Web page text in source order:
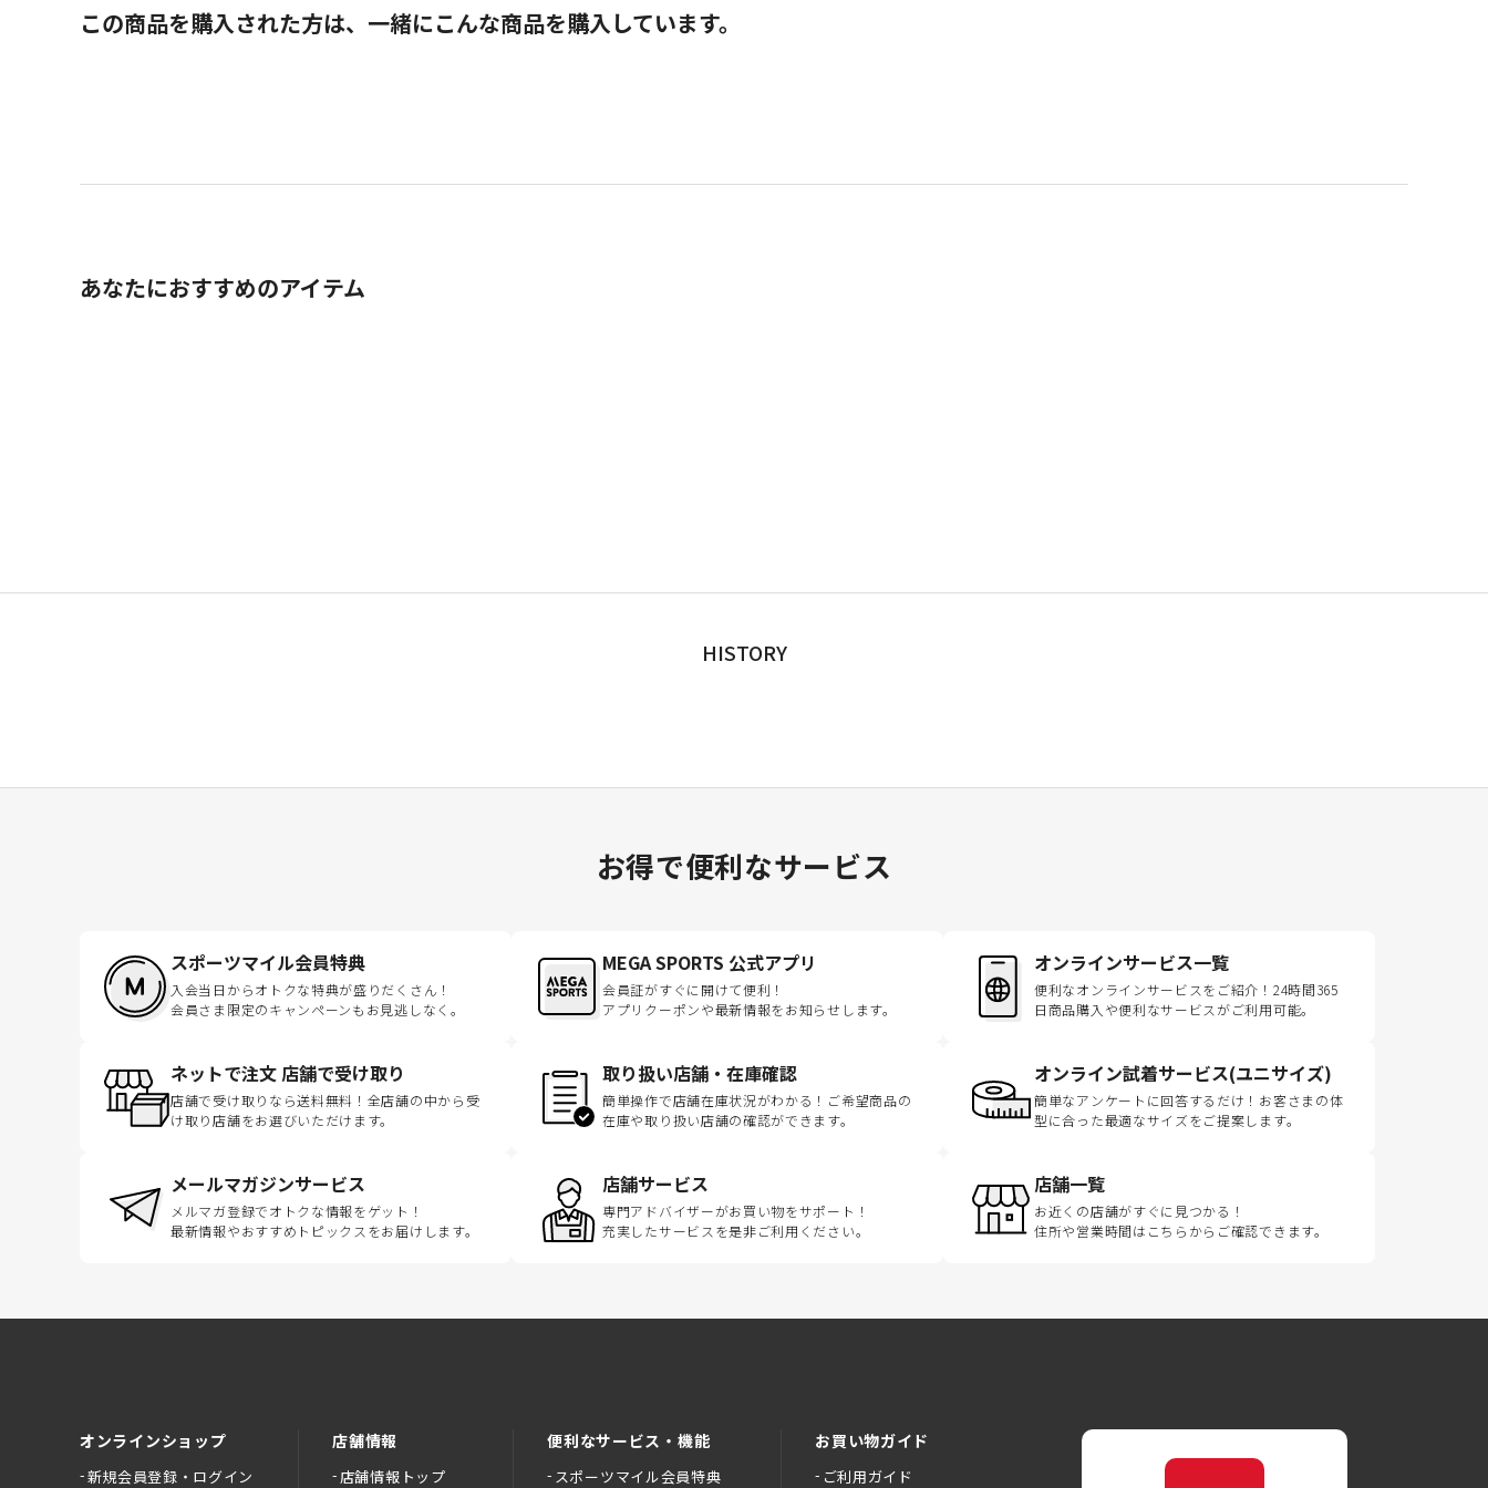
この商品を購入された方は、一緒にこんな商品を購入しています。
あなたにおすすめのアイテム
HISTORY
お得で便利なサービス
スポーツマイル会員特典
入会当日からオトクな特典が盛りだくさん！
会員さま限定のキャンペーンもお見逃しなく。
MEGA SPORTS 公式アプリ
会員証がすぐに開けて便利！
アプリクーポンや最新情報をお知らせします。
オンラインサービス一覧
便利なオンラインサービスをご紹介！24時間365
日商品購入や便利なサービスがご利用可能。
ネットで注文 店舗で受け取り
店舗で受け取りなら送料無料！全店舗の中から受
け取り店舗をお選びいただけます。
取り扱い店舗・在庫確認
簡単操作で店舗在庫状況がわかる！ご希望商品の
在庫や取り扱い店舗の確認ができます。
オンライン試着サービス(ユニサイズ)
簡単なアンケートに回答するだけ！お客さまの体
型に合った最適なサイズをご提案します。
メールマガジンサービス
メルマガ登録でオトクな情報をゲット！
最新情報やおすすめトピックスをお届けします。
店舗サービス
専門アドバイザーがお買い物をサポート！
充実したサービスを是非ご利用ください。
店舗一覧
お近くの店舗がすぐに見つかる！
住所や営業時間はこちらからご確認できます。
オンラインショップ
新規会員登録・ログイン
店舗情報
店舗情報トップ
便利なサービス・機能
スポーツマイル会員特典
お買い物ガイド
ご利用ガイド